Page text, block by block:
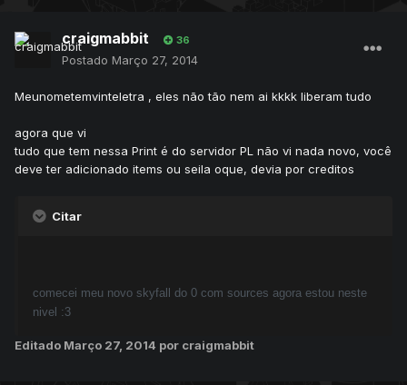
craigmabbit 36
Postado Março 27, 2014
Meunometemvinteletra , eles não tão nem ai kkkk liberam tudo
agora que vi
tudo que tem nessa Print é do servidor PL não vi nada novo, você
deve ter adicionado items ou seila oque, devia por creditos
Citar
comecei meu novo skyfall do 0 com sources agora estou neste
nivel :3
Editado Março 27, 2014 por craigmabbit